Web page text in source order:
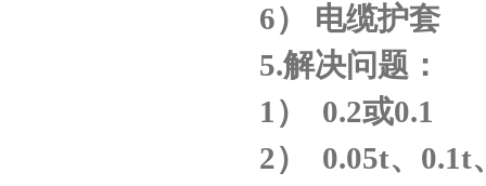
6） 电缆护套
5.解决问题：
1） 0.2或0.1
2） 0.05t、 0.1t